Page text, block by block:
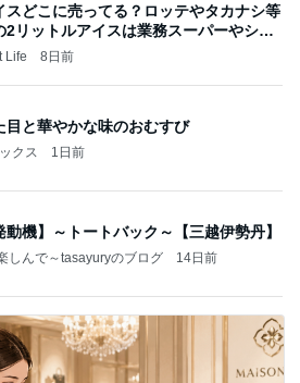
スどこに売ってる？ロッテやタカナシ等
2リットルアイスは業務スーパーやシャ
Life 8日前
目と華やかな味のおむすび
クス 1日前
動機】～トートバック～【三越伊勢丹】
しんで～tasayuryのブログ 14日前